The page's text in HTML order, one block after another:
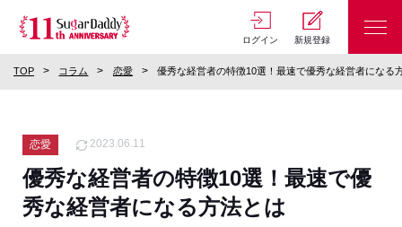
ログイン 新規登録
TOP コラム 恋愛 優秀な経営者の特徴10選！最速で優秀な経営者になる
恋愛 2023.06.11
優秀な経営者の特徴10選！最速で優
秀な経営者になる方法とは